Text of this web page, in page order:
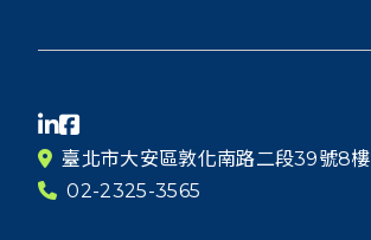
臺北市大安區敦化南路二段39號8樓
02-2325-3565